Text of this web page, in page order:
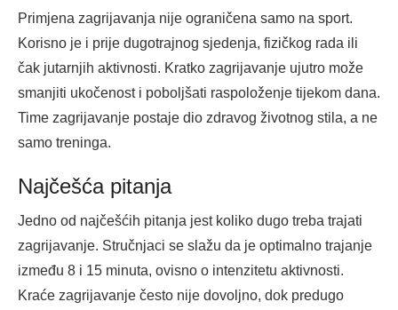
Primjena zagrijavanja nije ograničena samo na sport.
Korisno je i prije dugotrajnog sjedenja, fizičkog rada ili
čak jutarnjih aktivnosti. Kratko zagrijavanje ujutro može
smanjiti ukočenost i poboljšati raspoloženje tijekom dana.
Time zagrijavanje postaje dio zdravog životnog stila, a ne
samo treninga.
Najčešća pitanja
Jedno od najčešćih pitanja jest koliko dugo treba trajati
zagrijavanje. Stručnjaci se slažu da je optimalno trajanje
između 8 i 15 minuta, ovisno o intenzitetu aktivnosti.
Kraće zagrijavanje često nije dovoljno, dok predugo